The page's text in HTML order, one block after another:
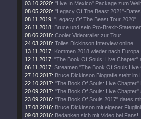
03.10.2020: "Live In Mexico" Package zum
08.05.2020: "Legacy Of The Beast 2021"-Dates
08.11.2019: "Legacy Of The Beast Tour 2020"
26.11.2018: Bruce und sein Pro-Brexit-
08.06.2018: Cooler Videotrailer zur Tour
24.03.2018: Tolles Dickinson Interview online
13.11.2017: Kommen 2018 wieder nach Europa
12.11.2017: "The Book Of Souls: Live Chapter"
06.11.2017: Streamen "The Book Of Souls:Live
27.10.2017: Bruce Dickinson Biografie steht im
22.10.2017: "The Book Of Souls: Live Chapter"
20.09.2017: "The Book Of Souls: Live Chapter"
23.09.2016: "The Book Of Souls 2017" dates
17.08.2016: Bruce Dickinson mit eigener
09.08.2016: Bedanken sich mit Video bei Fans!